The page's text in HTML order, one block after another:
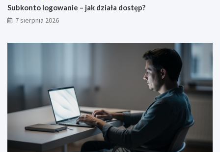
Subkonto logowanie – jak działa dostęp?
7 sierpnia 2026